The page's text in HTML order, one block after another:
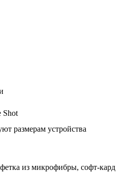
Shot
размерам устройства
из микрофибры, софт-кард